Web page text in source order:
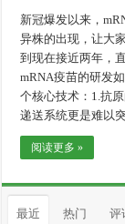
新冠爆发以来，
异株的出现，让大
到现在接近两年，
mRNA疫苗的研发
个核心技术：1.抗
递送系统更是难以
阅读更多 »
最近 热门 评